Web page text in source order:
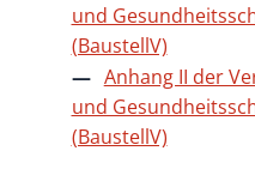
und
(BaustellV)
Anhang II der
und
(BaustellV)